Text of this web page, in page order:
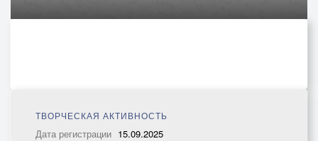
ТВОРЧЕСКАЯ АКТИВНОСТЬ
Дата регистрации 15.09.2025